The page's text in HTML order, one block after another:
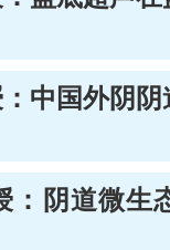
中国外阴
：阴道微生